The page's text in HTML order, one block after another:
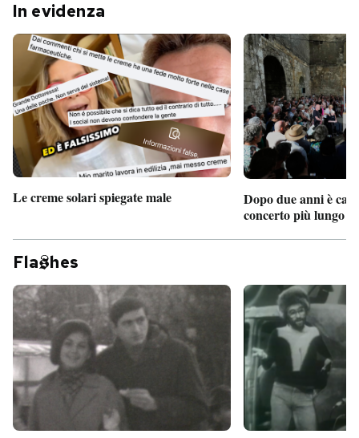
In evidenza
Le creme solari spiegate male
Dopo due anni è
concerto più lungo
Fla hes